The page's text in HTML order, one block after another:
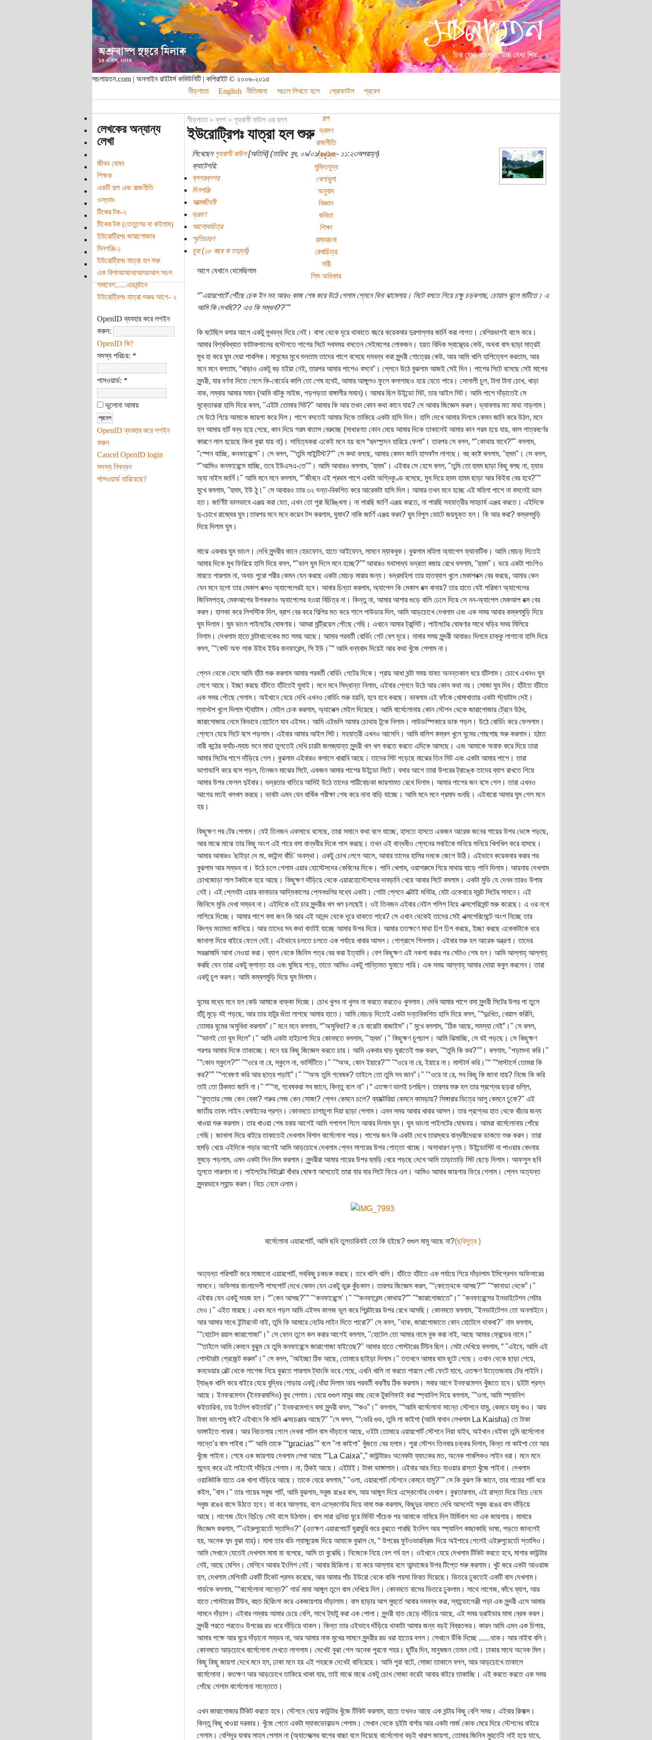
সচলায়তন.com | অনলাইন রাইটার্স কমিউনিটি | কপিরাইট © ২০০৬-২০১৫
নীড়পাতা
English নীতিমালা সচলে লিখতে হলে প্রোফাইল প্রবেশ
গল্প
ভ্রমণ
রাজনীতি
প্রযুক্তি
মুক্তিযুদ্ধ
খেলাধুলা
অনুবাদ
বিজ্ঞান
কবিতা
শিক্ষা
রম্যরচনা
রেখাচিত্র
নারী
শিশু অধিকার
লেখকের অন্যান্য
লেখা
জীবন যেমন
শিক্ষক
একটি গল্প এবং রাজনীতি
ওস্তাদ
টিকের টক-২
টিকের টক (তেতুলের না কইলাম)
ইউরোট্রিপঃ জারাগোজার
দিনপঞ্জি-১
ইউরোট্রিপঃ যাত্রা হল শুরু
এক বিশাআআআআআআল সচল
সমাবেশ......এডমন্টনে
ইউরোট্রিপঃ যাত্রা শুরুর আগে- ২
OpenID ব্যবহার করে লগইন
করুন:
OpenID কি?
সদস্য পরিচয়: *
পাসওয়ার্ড: *
ভুলোনা আমায়
OpenID ব্যবহার করে লগইন
করুন
Cancel OpenID login
সদস্য নিবন্ধন
পাসওয়ার্ড হারিয়েছে?
নীড়পাতা»ব্লগ» গৃহবাসী বাউল এর ব্লগ
ইউরোট্রিপঃ যাত্রা হল শুরু
লিখেছেনগৃহবাসী বাউল[অতিথি] (তারিখ: বুধ, ০৯/০১/২০১৩ - ১১:২৩অপরাহ্ন)
ক্যাটেগরি:
ব্লগরব্লগর
দিনপঞ্জি
আত্মজীবনী
ভ্রমণ
আলোকচিত্র
স্মৃতিচারণ
যুবা (১৮ বছর বা তদুর্দ্ধ)
আগে যেখানে থেমেছিলাম
“"এয়ারপোর্টে পৌঁছে চেক ইন সহ আরও কাজ শেষ করে উঠে গেলাম প্লেনে বিনা ঝামেলায়। সিটে বসতে গিয়ে চক্ষু চড়কগাছ, চোয়াল ঝুলে মাটিতে। এ
আমি কি দেখছি?? এও কি সম্ভব??"”
কি ঘটেছিল বলার আগে একটু মুখবন্ধ দিয়ে নেই। বাসা থেকে দূরে থাকাতে বছরে কয়েকবার দুরপাল্লার জার্নি করা লাগত। বেশিরভাগই বাসে করে।
আমার বিশ্ববিখ্যাত ফাটাকপালের বদৌলতে পাশের সিটে সবসময় বসতেন সেইমাপের লোকজন। হয়ত বিদিক স্বাস্থ্যের কেউ, অথবা বাস ছাড়া মাত্রই
মুখ হা করে ঘুম দেয়া পাবলিক। মানুষের মুখে শুনতাম তাদের পাশে বসেছে দমবন্ধ করা সুন্দরী গোত্রের কেউ, আর আমি খালি হাপিত্যেশ করতাম, আর
মনে মনে বলতাম, “খাড়াও একটু বড় হইয়া নেই, তারপর আমার পাশেও বসবে”। প্লেনে উঠে বুঝলাম আজই সেই দিন। পাশের সিটে বসেছে সেই মাপের
সুন্দরী, যার বর্ণনা দিতে গেলে কি-বোর্ডের কালি তো শেষ হবেই, আমার আঙ্গুলও ফুলে কলাগাছও হয়ে যেতে পারে। সোনালী চুল, টানা টানা চোখ, খাড়া
নাক, লম্বায় আমার সমান (আমি বাটকু সাইজ, গড়পড়তা বাঙ্গালীর সমান)। আমার ছিল উইন্ডো সিট, তার আইল সিট। আমি পাশে দাঁড়াতেই সে
মুক্তোঝরা হাসি দিয়ে বলল, "এইটা তোমার সিট?" আমার কি আর তখন কোন কথা কানে যায়? সে আবার জিজ্ঞেস করল। ভ্যাবলার মত মাথা নাড়লাম।
সে উঠে গিয়ে আমাকে জায়গা করে দিল। পাশে বসতেই আমার দিকে তাকিয়ে একটা হাসি দিল। হাসি দেখে আমার দিলমে কেমন জানি করে উঠল, মনে
হল আমার হার্ট বন্ধ হয়ে গেছে, কান দিয়ে গরম বাতাস বেরুচ্ছে (সাধারণত কোন মেয়ে আমার দিকে তাকালেই আমার কান গরম হয়ে যায়, কাল গাত্রবর্ণের
কারণে লাল হয়েছে কিনা বুঝা যায় না)। সাহিত্যকরা একেই মনে হয় বলে “হৃদস্পন্দন হারিয়ে ফেলা”। তারপর সে বলল, “"কোথায় যাবে?”" বললাম,
"স্পেন যাচ্ছি, কনফারেন্সে"। সে বলল, "“তুমি সাইন্টিস্ট?”" সে কথা বলছে, আমার কেমন জানি হাসফাঁস লাগছে। বহু কষ্টে বললাম, "হুমম"। সে বলল,
“"আমিও কনফারেন্সে যাচ্ছি, তবে ইউএসএ-তে"”। আমি আবারও বললাম, "হুমম"। এইবার সে হেসে বলল, "তুমি তো হুমম ছাড়া কিছু বলছ না, হ্যাভ
অ্যা নাইস জার্নি।" আমি মনে মনে বললাম, “"জীবনে এই প্রথম পাশে একটা অগ্নিকুণ্ড বসেছে, মুখ দিয়ে হুমম হামম ছাড়া আর কিইবা বের হবে?"”
মুখে বললাম, "হুমম, ইউ ঠু।" সে আবারও তার ৩২ দন্ত-বিকশিত করে আরেকটা হাসি দিল। আমার তখন মনে হচ্ছে এই মহিলা পাশে না বসলেই ভাল
হত। জার্ণিটা ভালভাবে এঞ্জয় করা যেত, এখন তো পুরা ছিরিঙ্খলা। না পারছি জার্ণি এঞ্জয় করতে, না পারছি সহযাত্রীর সাহচার্য এঞ্জয় করতে। এইদিকে
দু-চোখে রাজ্যের ঘুম।তারপর মনে মনে কয়েন টস করলাম, ঘুমাব? নাকি জার্ণি এঞ্জয় করব? ঘুম বিপুল ভোটে জয়যুক্ত হল। কি আর করা? কম্বলমুড়ি
দিয়ে দিলাম ঘুম।
মাঝে একবার ঘুম ভাংল। দেখি সুন্দরীর কানে হেডফোন, হাতে আইফোন, সামনে ম্যাকবুক। বুঝলাম মহিলা অ্যাপেল ফ্যানাটিক। আমি মোচড় দিতেই
আমার দিকে মুখ ফিরিয়ে হাসি দিয়ে বলল, “"ভাল ঘুম দিলে মনে হচ্ছে?"” আবারও যথাসাধ্য ভদ্রতা বজায় রেখে বললাম, "হুমম"। ভয়ে একটা পাংগিও
মারতে পারলাম না, অথচ পুরো শরীর কেমন যেন করছে একটা মোচড় মারার জন্য। ভদ্রমহিলা তার হাতব্যাগ খুলে মেকাপবক্স বের করছে, আমার কেন
যেন মনে হলো তার মেকাপ বক্সও অ্যাপেলেরই হবে। আবার চিন্তা করলাম, অ্যাপেল কি মেকাপ বক্স বানায়? তার হাতে যেই পরিমাণ অ্যাপেলের
জিনিসপত্র, মেকআপের উপকরণও অ্যাপেলের হওয়া বিচিত্র না। কিন্তু না, আমার আশার গুড়ে বালি ঢেলে দিয়ে সে নন-অ্যাপেল মেকআপ বক্স বের
করল। হালকা করে লিপস্টিক দিল, ব্রাশ বের করে শিল্পির মত করে গালে পাউডার দিল, আমি আড়চোখে দেখলাম এবং এক সময় আবার কম্বলমুড়ি দিয়ে
ঘুম দিলাম। ঘুম ভাংল পাইলটের ঘোষণায়। আমরা মন্ট্রিয়েল পৌছে গেছি। এখানে আমার ট্রান্সিট। পাইলটের ঘোষণার সাথে ঘড়ির সময় মিলিয়ে
নিলাম। দেখলাম হাতে ঘন্টাখানেকের মত সময় আছে। আমার পরবর্তী বোর্ডিং গেট বেশ দূরে। নামার সময় সুন্দরী আবারও দিলমে চাক্কু লাগানো হাসি দিয়ে
বলল, "“বেস্ট অফ লাক উইথ ইউর কনফারেন্স, সি ইউ।"“ আমি ধন্যবাদ দিয়েই আর কথা খুঁজে পেলাম না।
প্লেন থেকে নেমে আমি হাঁটা শুরু করলাম আমার পরবর্তী বোর্ডিং গেটের দিকে। প্রায় আধা ঘন্টা সময় যাবত অনন্তকাল ধরে হাঁটলাম। চোখে এখনও ঘুম
লেগে আছে। ইচ্ছা করছে হাঁটতে হাঁটতেই ঘুমাই। মনে মনে সিদ্ধান্ত নিলাম, এইবার প্লেনে উঠে আর কোন কথা নয়। সোজা ঘুম দিব। হাঁটতে হাঁটতে
এক সময় পৌছে গেলাম। অইখানে যেয়ে দেখি এখনও বোর্ডিং শুরু হয়নি, হবে হবে করছে। ভাবলাম এই ফাঁকে খোমাখাতায় একটা স্ট্যাটাস দেই।
ল্যাপ্টপ খুলে দিলাম স্ট্যাটাস। মেইল চেক করলাম, অ্যালেক্স মেইল দিয়েছে। আমি বার্সেলোনায় কোন স্টেশন থেকে জারাগোজার ট্রেনে উঠব,
জারাগোজায় নেমে কিভাবে হোটেলে যাব এইসব। আমি এইগুলি আমার চোথায় টুকে নিলাম। লাউডস্পিকারে ডাক পড়ল। উঠে বোর্ডিং করে ফেললাম।
প্লেনে যেয়ে সিটে বসে পড়লাম। এইবার আমার আইল সিট। সহযাত্রী এখনও আসেনি। আমি বালিশ কম্বল খুলে ঘুমের গোছগাছ শুরু করলাম। হঠাত
নারী কন্ঠের ক্যাঁচ-ম্যাচ শুনে মাথা তুলতেই দেখি চারটা জলজ্যান্ত সুন্দরী খল খল করতে করতে এদিকে আসছে। এবং আমাকে অবাক করে দিয়ে তারা
আমার সিটের পাশে দাঁড়িয়ে গেল। বুঝলাম এইবারও কপালে খারাবি আছে। তাদের সিট পড়েছে মাঝের তিন সিট এবং একটা আমার পাশে। তারা
ভাগাভাগি করে বসে পড়ল, তিনজন মাঝের সিটে, একজন আমার পাশের উইন্ডো সিটে। বসার আগে তারা উপরের ট্রাঙ্কে তাদের ব্যাগ রাখতে গিয়ে
আমার উপর ফেলল দুইবার। ভদ্রতার খাতিরে আমিই উঠে তাদের গাট্টিবোচকা জায়গামত রেখে দিলাম। আমার পাশের জন বসে গেল। তারা এখনও
আগের মতই খলখল করছে। ভাবটা এমন যেন বার্ষিক পরীক্ষা শেষ করে নানা বাড়ি যাচ্ছে। আমি মনে মনে প্রমাদ গুনছি। এইবারো আমার ঘুম গেল মনে
হয়।
কিছুক্ষণ পর টের পেলাম। যেই তিনজন একসাথে বসেছে, তারা সমানে কথা বলে যাচ্ছে, হাসতে হাসতে একজন আরেক জনের গায়ের উপর ভেঙ্গে পড়ছে,
আর মাঝে মাঝে তার কিছু অংশ এই পারে বসা বান্ধবীর দিকে পাস করছে। তখন এই বান্ধবীও প্লেনের সবাইকে শুনিয়ে শুনিয়ে খিলখিল করে হাসছে।
আমার আবারও 'ছাইড়া দে মা, কাইন্দা বাঁচি' অবস্থা। একটু চোখ লেগে আসে, আবার তাদের হাসির দমকে জেগে উঠি। এইভাবে কয়েকবার করার পর
বুঝলাম আর সম্ভব না। উঠে চলে গেলাম এয়ার হোস্টেসদের কেবিনের দিকে। পানি খেলাম, ওয়াশরুমে গিয়ে মাথায় ঘাড়ে পানি দিলাম। আয়নায় দেখলাম
চোখজোড়া লাল টকটকে হয়ে আছে। কিছুক্ষণ দাঁড়িয়ে থেকে এয়ারহোস্টেসদের দাবড়ানি খেয়ে আবার সিটে বসলাম। একটা মুভি যে দেখব তারও উপায়
নেই। এই প্লেনটা এয়ার কানাডার আদ্যিকালের প্লেনগুলির মধ্যে একটা। গোটা প্লেনে এক্টাই মনিটর, যেটা একেবারে ফ্রন্ট সিটের সামনে। এই
জিনিসে মুভি দেখা সম্ভব না। এইদিকে ওই চার সুন্দরীর খল খল চলছেই। ওই তিনজন এইবার নেইল পলিশ নিয়ে এক্সপেরিমেন্ট শুরু করেছে। এ ওর নখে
লাগিয়ে দিচ্ছে। আমার পাশে বসা জন কি আর এই আনন্দ থেকে দূরে থাকতে পারে? সে এখান থেকেই তাদের সেই এক্সপেরিমেন্টে অংশ নিচ্ছে তার
বিদগ্ধ মতামত জানিয়ে। আর তাদের সব কথা বার্তাই যাচ্ছে আমার উপর দিয়ে। আমার ততক্ষণে মাথা ঢিপ ঢিপ করছে, ইচ্ছা করছে একেকটাকে ধরে
জানালা দিয়ে বাইরে ফেলে দেই। এইভাবে চলতে চলতে এক পর্যায়ে খাবার আসল। গোগ্রাসে গিললাম। এইবার শুরু হল আরেক যন্ত্রণা। তাদের
সরঞ্জামাদি আনা নেওয়া করা। ব্যাগ থেকে জিনিস পত্র বের করা ইত্যাদি। বেশ কিছুক্ষণ এই নকশা করার পর সেটাও শেষ হল। আমি আল্লাহ্‌ আল্লাহ্‌
করছি যেন তারা একটু ক্লান্ত হয় এবং ঘুমিয়ে পড়ে, তাতে আমিও একটু শান্তিমত ঘুমাতে পারি। এক সময় আল্লাহ্‌ আমার দোয়া কবুল করলেন। তারা
একটু চুপ করল। আমি কম্বলমুড়ি দিয়ে ঘুম দিলাম।
ঘুমের মধ্যে মনে হল কেউ আমাকে ধাক্কা দিচ্ছে। চোখ খুলব না খুলব না করতে করতেও খুললাম। দেখি আমার পাশে বসা সুন্দরী সিটের উপর পা তুলে
হাঁটু মুড়ে বই পড়ছে, আর তার হাটুর গুঁতা লাগছে আমার হাতে। আমি মোচড় দিতেই একটা দন্তবিকশিত হাসি দিয়ে বলল, "“দুঃখিত, খেয়াল করিনি,
তোমার ঘুমের অসুবিধা করলাম”।" মনে মনে বললাম, “"অসুবিধা!? ক যে বারোটা বাজাইস”।" মুখে বললাম, "ঠিক আছে, সমস্যা নেই”।" সে বলল,
"“ভালই তো ঘুম দিলে”।" আমি একটা হাইচাপা দিয়ে কোনমতে বললাম, "‘হুমম’।" কিছুক্ষণ চুপচাপ। আমি ঝিমাচ্ছি, সে বই পড়ছে। সে কিছুক্ষণ
পরপর আমার দিকে তাকাচ্ছে। মনে হয় কিছু জিজ্ঞেস করতে চায়। আমি একবার ঘাড় ঘুরাতেই শুরু করল, "“তুমি কি কর?"”। বললাম, "পড়াশুনা করি।"
"“কোন স্কুলে?”" "“ওরে না রে, স্কুলে না, ভার্সিটিতে।" "“অঅ, কোন ইয়ারে?"” "“ওরে না রে, ইয়ারে না। মাস্টার্স করি।"“ "“মাস্টার্সে তোমরা কি
কর?"” "“গবেষণা করি আর ছাত্র পড়াই”।" "“অঅ তুমি গবেষক? তাইলে তো তুমি সব জান”।" "‘ওরে না রে, সব কিছু কি জানা যায়? নিজে কি করি
তাই তো ঠিকমত জানি না।" “"“না, গবেষকরা সব জানে, কিন্তু বলে না"।“ এতক্ষণ ভালই চলছিল। তারপর শুরু হল তার প্রশ্নের ছড়রা গুল্লি,
"‘কুত্তার লেজ কেন বেকা? গরুর লেজ কেন সোজা? প্লেন কেমনে চলে? ব্যাক্টেরিয়া কেমনে কামড়ায়? সিঙ্গারার ভিত্রে আলু কেমনে ঢুকে?" এই
জাতীয় তাবৎ লাইন বেলাইনের প্রশ্ন। কোনমতে চাপাচুপা দিয়া ছাড়া পেলাম। এমন সময় আবার খাবার আসল। তার প্রশ্নের হাত থেকে বাঁচার জন্য
খাওয়া শুরু করলাম। তার খাওয়া শেষ হবার আগেই আমি গপাগপ গিলে আবার দিলাম ঘুম। ঘুম ভাংলা পাইলটের ঘোষনায়। আমরা বার্সেলোনায় পোঁছে
গেছি। জানালা দিয়ে বাইরে তাকাতেই দেখলাম বিশাল বার্সেলোনা শহর। পাশের জন কি একটা দেখে তারস্বরে বান্ধবীদেরকে ডাকতে শুরু করল। তারা
হুমড়ি খেয়ে এইদিকে পড়ার আগেই আমি আড়চোখে দেখলাম প্লেন সাগরের উপর গোত্তা খাচ্ছে। অসাধারণ দৃশ্য। উইন্ডোসিট না পাওয়ার বেদনায়
মুষড়ে পড়লাম, এমন একটা সিন মিস করলাম। সুন্দরীরা আমার গায়ের উপর হুমড়ি খেয়ে পড়ছে দেখে আমি তাড়াতাড়ি সিট ছেড়ে দিলাম। আফসুস ছবি
তুলতে পারলাম না। পাইলটের সিটবেল্ট বাঁধার ঘোষণা আসতেই তারা যার যার সিটে ফিরে এল। আমিও আমার জায়গায় ফিরে গেলাম। প্লেন অত্যন্ত
সুন্দরভাবে ল্যান্ড করল। নিচে নেমে এলাম।
বার্সেলোনা এয়ারপোর্ট, আমি ছবি তুলতারিনাই তো কি হইছে? গুগুল মামু আছে না?(ছবিসুত্র )
অত্যন্ত পরিপাটি করে সাজানো এয়ারপোর্ট, সবকিছু চকচক করছে। তবে খালি খালি। হাঁটতে হাঁটতে এক পর্যায়ে গিয়ে দাঁড়ালাম ইমিগ্রেশন অফিসারের
সামনে। অফিসার বাংলাদেশী পাসপোর্ট দেখে কেমন যেন একটু ভুরু কুঁচকাল। তারপর জিজ্ঞেস করল, "“কোত্থেকে আসছ?”" "“কানাডা থেকে”।"
এইবার যেন একটু সহজ হল। “"কেন আসছ?"” "‘কনফারেন্সে’।" "“কনফারেন্স কোথায়?”" "“জারাগোজাতে”।" "কনফারেন্সের ইনভাইটেশন লেটার
দেও।" এইত মারছে। এখন মনে পড়ল আমি এইসব কাগজ ভুল করে প্রিন্টারের উপর রেখে আসছি। কোনমতে বললাম, "ইনভাইটেশন তো অনলাইনে।
আর আমার সাথে ইন্টারনেট নাই, তুমি কি আমারে নেটের লাইন দিতে পারো?" সে বলল, "থাক, জারাগোজাতে কোন হোটেলে থাকবা?" নাম বললাম,
"“হোটেল রয়াল জারাগোজা”।" সে ফোন তুলে কল করার আগেই বললাম, "হোটেল তো আমার নামে বুক করা নাই, আছে আমার ফ্রেন্ডের নামে।"
"“তাইলে আমি কেমনে বুঝুম যে তুমি কনফারেন্সে জারাগোজা যাইতেছ?" আমার হাতে পোস্টারের টিউব ছিল। সেটা দেখিয়ে বললাম, “ "এইযে, আমি এই
পোস্টারটা প্রেজেন্ট করুম”।" সে বলল, "আইচ্ছা ঠিক আছে, তোমারে ছাইড়া দিলাম।" ততখনে আমার ঘাম ছুটে গেছে। ওখান থেকে ছাড়া পেয়ে,
কনভেয়ার বেল্ট থেকে লাগেজ নিয়ে বুঝতে পারলাম ট্যাংকি ভরে গেছে, এখনি খালি না করতে পারলে পেট ফেটে যাবে, এতক্ষণ উত্তেজনায় টের পাইনি।
ট্যাঙ্ক খালি করে বাইরে যেয়ে বুদ্ধির গোড়ায় একটু ধোঁয়া দিলাম আর পরবর্তী করণীয় ঠিক করলাম। সবার আগে ইনফরমেশন খুঁজতে হবে। দুইটা প্রশ্ন
আছে। ইনফরমেশন (ইনফরমাসিও) বুথ পেলাম। যেয়ে গুগুল মামুর কাছ থেকে টুকলিফাই করা স্প্যানিশ দিয়ে বললাম, "“ওলা, আমি স্প্যানিশ
কইতারিনা, তয় ইংলিশ কইতারি”।" ইনফরমেশনে বসা সুন্দরী বলল, "“কও”।" বললাম, "“আমি বার্সেলোনা সান্তে স্টেশনে যামু, কেমনে যামু কও। আর
টাকা ভাংগামু কই? এইখানে কি মানি এক্সচেঞ্জার আছে?" "সে বলল, "“ভেরি গুড, তুমি লা কাইশা (আমি বানান লেখলাম La Kaisha) তে টাকা
ভাঙ্গাইতে পারবা। আর নিচতলায় গেলে দেখবা শাটল বাস দাঁড়ানো আছে, ওইটা তোমারে এয়ারপোর্ট স্টেশনে নিয়া যাইব, অইখান থেইকা তুমি বার্সেলোনা
সান্তে’র বাস পাইবা।“" আমি তাকে "“gracias"” বলে "লা কাইশা" খুঁজতে বের হলাম। পুরা স্টেশন তিনবার চক্কর দিলাম, কিন্ত লা কাইশা তো আর
খুঁজে পাইনা। শেষে এক জায়গায় দেখলাম লেখা আছে “"La Caixa",” কাউন্টারও অনেকটা ব্যাংকের মত, অনেক পাবলিকও লাইন ধরা। মনে মনে
সন্দেহ করে এই লাইনেই দাঁড়িয়ে গেলাম। না, ঠিকই আছে। এইটাই। টাকা ভাঙ্গালাম। এইবার আর নিচে যাওয়ার রাস্তা খুঁজে পাইনা। দেখলাম
ওয়াকিটকি হাতে এক খালা দাঁড়িয়ে আছে। তাকে যেয়ে বললাম,” "ওলা, এয়ারপোর্ট স্টেশনে কেমনে যামু?"” সে কি বুঝল কি জানে, তার গায়ের শার্ট ধরে
কইল, "বাস।" তার গায়ের সবুজ শার্ট, আমি বুঝলাম, সবুজ রঙের বাস, আর আঙ্গুল দিয়ে এস্কেলেটর দেখাল। বুঝতারলাম, এই রাস্তা দিয়ে নিচে নেমে
সবুজ রঙের বাসে উঠতে হবে। যা করে আল্লায়, বলে এস্কেলেটর দিয়ে নামা শুরু করলাম, কিছুদুর নামতে দেখি আসলেই সবুজ রঙের বাস দাঁড়িয়ে
আছে। লাগেজ টেনে হিচঁড়ে সেই বাসে উঠলাম। বাস সারা দুনিয়া ঘুরে মিনিট পাঁচেক পর আমাকে নামিয়ে দিল টার্মিনাল মত এক জায়গায়। মামারে
জিজ্ঞেস করলাম, “"এইরুপুয়ের্তো স্তাসিও?" (এতক্ষণ এয়ারপোর্টে ঘুরাঘুরি করে বুঝতে পারছি ইংলিশ আর স্প্যানিশ কাছাকাছি ভাষা, পড়তে জানলেই
হয়, অনেক শব্দ বুঝা যায়)। মামা তার বডি ল্যাঙ্গুয়েজ দিয়ে আমাকে বুঝাল যে, “ উপরের ফুটওভারব্রিজ দিয়ে অইপারে গেলেই এইরুপুয়ের্তো স্তাসিও।
আমি সেখানে যেতেই দেখলাম মামা যা বলেছে, আমি তা বুঝেছি। নিজেকে নিয়ে বেশ গর্ব হল। ওইখানে যেয়ে দেখলাম টিকিট করতে হবে, মাগার কাউন্টার
নেই, আছে মেশিন। মেশিনে আবার ইংলিশ নেই। আবার ছিরিংলা। যা করে আল্লায় বলে আন্দাজের উপর টিপ্তে শুরু করলাম। খুট করে একটা আওয়াজ
হল, দেখলাম মেশিনটি একটি টিকেট প্রসব করেছে, আর আমার পাঁচ ইউরো থেকে বাকি পয়সা ফিরত দিয়েছে। ভিতরে ঢুকতেই একটি বাস দেখলাম।
গার্ডকে বললাম, "“বার্সেলোনা সান্তে?" গার্ড মামা আঙ্গুল তুলে বাস দেখিয়ে দিল। কোনমতে বাসের ভিতরে ঢুকলাম। সাথে লাগেজ, কাঁধে ব্যাগ, আর
হাতে পোস্টারের টিউব, বহুত ছিরিংলা করে একজায়গায় দাঁড়ালাম। বাস ছাড়ার আগ মুহুর্তে আবার দমবন্ধ করা, স্যান্ডোগেঞ্জী পড়া এক সুন্দরী এসে আমার
সামনে দাঁড়াল। এইবার লম্বায় আমার চেয়ে বেশি, সাথে ট্যাটু করা এক পোলা। সুন্দরী হাত ছেড়ে দাঁড়িয়ে আছে, এই সময় ড্রাইভার মামা ব্রেক করল।
সুন্দরী পরতে পরতেও উপরের রড ধরে দাঁড়িয়ে থাকল। কিন্ত তার এইভাবে দাঁড়িয়ে থাকাটা আমার জন্য বড়ই বিব্রতকর। কারন আমি এমন এক চিপায়,
আমার পক্ষে আর ঘুরে দাঁড়ানো সম্ভব না, আর আমার নাক মুখের সামনে সুন্দরীর রড ধরা হাতের বগল। সেখানে উঁকি দিচ্ছে ......থাক। আর নাইবা বলি।
কোনমতে আড়চোখে বার্সেলোনা দেখতে লাগলাম। দেখেই বুঝা গেল অনেক পুরনো শহর। ছুটির দিন, মানুষজন তেমন নেই। ঢাকার সাথে অনেক মিল।
কিছু কিছু জায়গা দেখে মনে হল, ঢাকা মনে হয় এই শহরকে দেখেই বানিয়েছে। আমি পুরা বাটে, সোজা তাকালে বগল, আর আড়চোখে তাকালে
বার্সেলোনা। কতক্ষণ আর আড়চোখে তাকিয়ে থাকা যায়, তাই মাঝে মাঝে একটু চোখ সোজা করেই আবার বাইরে তাকাচ্ছি। এই করতে করতে এক সময়
পোঁছে গেলাম বার্সেলোনা সান্তেতে।
এখন জারাগোজার টিকিট করতে হবে। স্টেশনে যেয়ে কাউন্টার খুঁজে টিকিট করলাম, হাতে তখনও আছে এক ঘন্টার কিছু বেশি সময়। এইবার রিলাক্স।
কিন্তু কিছু খাওয়া দরকার। খুঁজে পেতে একটা ম্যাকডোনাল্ডস পেলাম। সেখান থেকে দুইটা বার্গার আর একটা লার্জ কোক মেরে দিয়ে স্টেশনের বাইরে
গেলাম। বেশিদূর যাবার সাহস পেলাম না (অ্যালেক্সের বাপের বাচ্চা বলে দিয়েছে বার্সেলোনা বড়ই খারাপ জায়গা, তোমার জিনিস মুহুর্তেই নাই হয়ে যাবে,